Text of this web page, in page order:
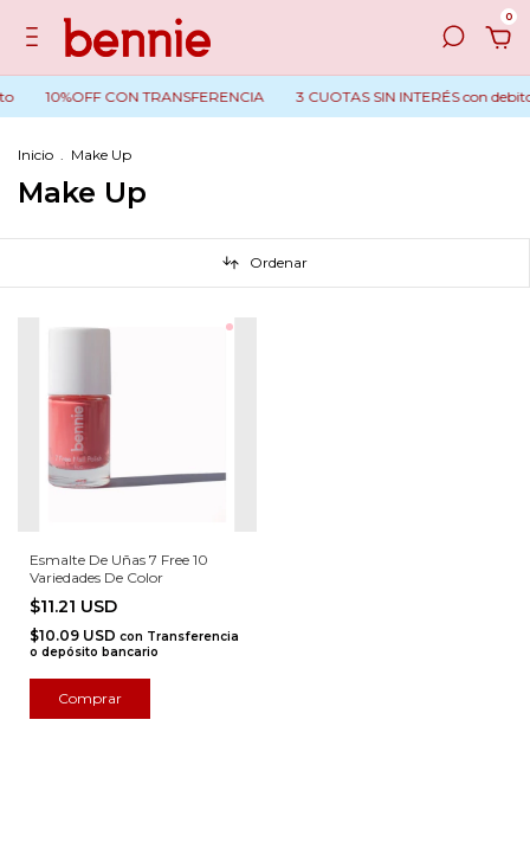
0
10%OFF CON TRANSFERENCIA 3 CUOTAS SIN INTERÉS con
Inicio Make Up
Make Up
Ordenar
Esmalte De Uñas 7 Free 10
Variedades De Color
$11.21 USD
$10.09 USD con Transferencia
o depósito bancario
Comprar